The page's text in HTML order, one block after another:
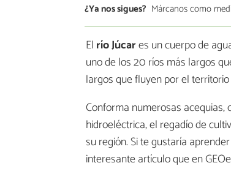
¿Ya nos sigues? Márcanos como
El río Júcares un cuerpo de
uno de los 20 ríos más largos
largos que fluyen por el
Conforma numerosas
hidroeléctrica, el regadío de
su región. Si te gustaría
interesante artículo que en